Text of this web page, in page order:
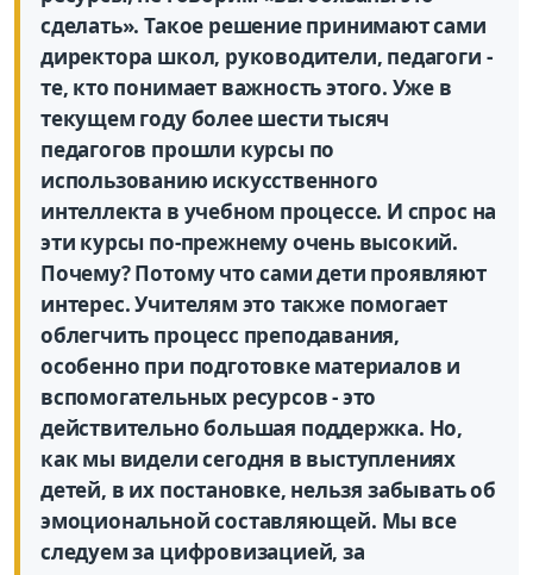
сделать». Такое решение принимают сами
директора школ, руководители, педагоги -
те, кто понимает важность этого. Уже в
текущем году более шести тысяч
педагогов прошли курсы по
использованию искусственного
интеллекта в учебном процессе. И спрос на
эти курсы по-прежнему очень высокий.
Почему? Потому что сами дети проявляют
интерес. Учителям это также помогает
облегчить процесс преподавания,
особенно при подготовке материалов и
вспомогательных ресурсов - это
действительно большая поддержка. Но,
как мы видели сегодня в выступлениях
детей, в их постановке, нельзя забывать об
эмоциональной составляющей. Мы все
следуем за цифровизацией, за